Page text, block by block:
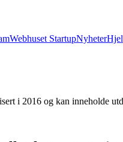
Webhuset StartupNyheter
i 2016 og kan inneholde